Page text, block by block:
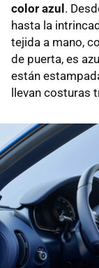
color azul .
hasta la
tejida a mano,
de puerta, es
están
llevan costuras